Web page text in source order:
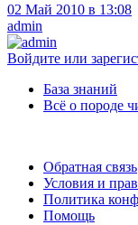
02 Май 2010 в 13:08
admin
Войдите или
База знаний
Всё о породе
Обратная связь
Условия и
Политика
Помощь